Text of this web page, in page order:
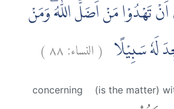
تَهْدُوْا مَنْ اَضَلَّ اللّٰهُ ۗوَمَنْ
لَهٗ سَبِيْلًا (النساء:٨٨)
(is the matter)
concerning